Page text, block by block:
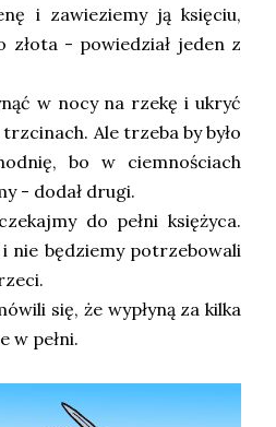
i zawieziemy ją księciu,
złota - powiedział jeden z
w nocy na rzekę i ukryć
Ale trzeba by było
bo w ciemnościach
- dodał drugi.
do pełni księżyca.
nie będziemy potrzebowali
się, że wypłyną za kilka
w pełni.